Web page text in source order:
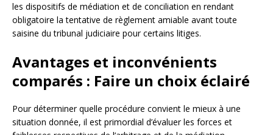
les dispositifs de médiation et de conciliation en rendant
obligatoire la tentative de règlement amiable avant toute
saisine du tribunal judiciaire pour certains litiges.
Avantages et inconvénients
comparés : Faire un choix éclairé
Pour déterminer quelle procédure convient le mieux à une
situation donnée, il est primordial d’évaluer les forces et